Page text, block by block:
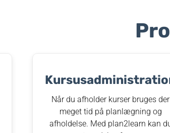
Når du afholder kurser bruges der
meget tid på planlægning og
afholdelse. Med plan2learn kan